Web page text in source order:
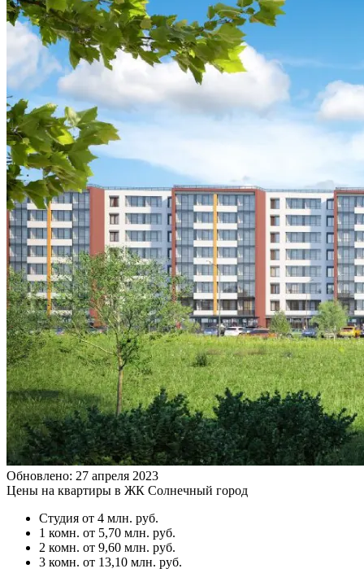
Обновлено: 27 апреля 2023
Цены на квартиры в ЖК Солнечный город
Студия от 4 млн. руб.
1 комн. от 5,70 млн. руб.
2 комн. от 9,60 млн. руб.
3 комн. от 13,10 млн. руб.